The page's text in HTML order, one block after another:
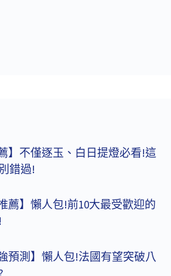
】不僅逐玉、白日提燈必看!這
錯過!
薦】懶人包!前10大最受歡迎的
預測】懶人包!法國有望突破八